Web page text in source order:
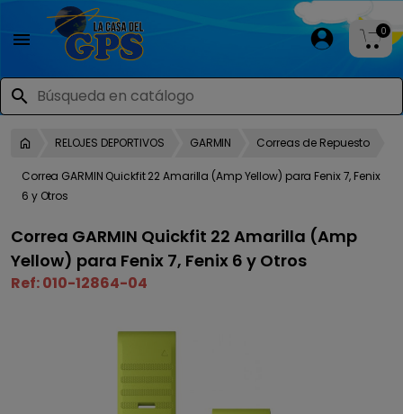

search
0
RELOJES DEPORTIVOS GARMIN Correas de Repuesto
Correa GARMIN Quickfit 22 Amarilla (Amp Yellow) para Fenix 7, Fenix
6 y Otros
Correa GARMIN Quickfit 22 Amarilla (Amp
Yellow) para Fenix 7, Fenix 6 y Otros
Ref:010-12864-04